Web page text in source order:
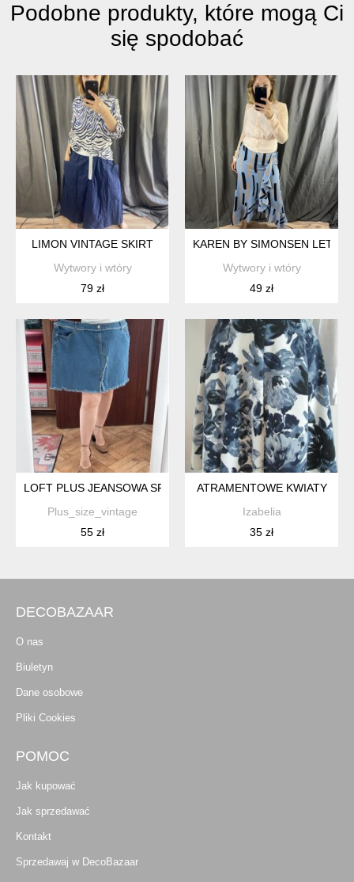
Podobne produkty, które mogą Ci
się spodobać
LIMON VINTAGE SKIRT
Wytwory i wtóry
79 zł
KAREN BY SIMONSEN LETNIA
Wytwory i wtóry
49 zł
LOFT PLUS JEANSOWA SPÓDNICA PLUS SIZE 6XL / 52 / 24
Plus_size_vintage
55 zł
ATRAMENTOWE KWIATY
Izabelia
35 zł
DECOBAZAAR
O nas
Biuletyn
Dane osobowe
Pliki Cookies
POMOC
Jak kupować
Jak sprzedawać
Kontakt
Sprzedawaj w DecoBazaar